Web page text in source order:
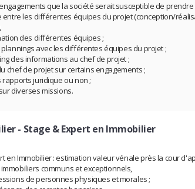
que la société serait susceptible de prendre
entre les différentes équipes du projet (conception/
des différentes équipes ;
avec les différentes équipes du projet ;
des informations au chef de projet ;
chef de projet sur certains engagements ;
juridique ou non ;
diverses missions.
- Stage & Expert en Immobilier
en Immobilier : estimation valeur vénale près la cour
communs et exceptionnels,
de personnes physiques et morales ;